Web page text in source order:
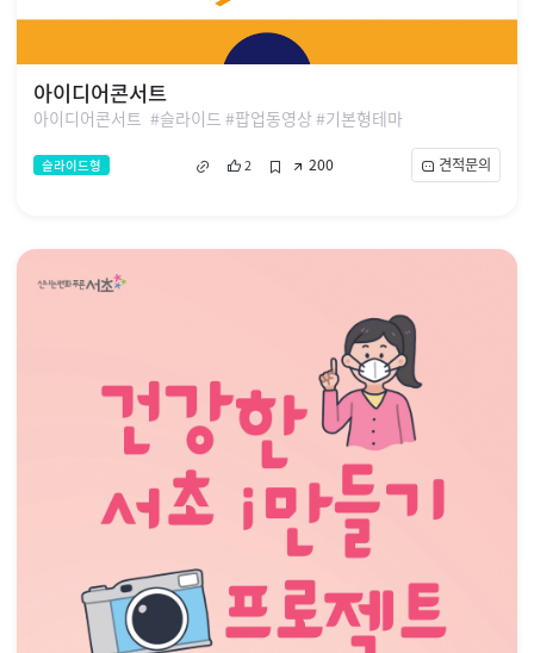
아이디어콘서트
아이디어콘서트 #슬라이드 #팝업동영상 #기본형테마
슬라이드형 2 200 견적문의